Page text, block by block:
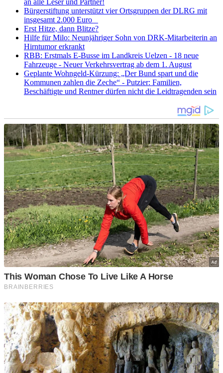
Bürgerstiftung unterstützt vier Ortsgruppen der DLRG mit
insgesamt 2.000 Euro
Erst Hitze, dann Blitze?
Hilfe für Milo: Neunjähriger Sohn von DRK-Mitarbeiterin an
Hirntumor erkrankt
RBB: Erstmals E-Busse im Landkreis Uelzen - 18 neue
Fahrzeuge - Neuer Verkehrsvertrag ab dem 1. August
Geplante Wohngeld-Kürzung: „Der Bund spart und die
Kommunen zahlen die Zeche“ - Putzier: Familien,
Beschäftigte und Rentner dürfen nicht die Leidtragenden sein